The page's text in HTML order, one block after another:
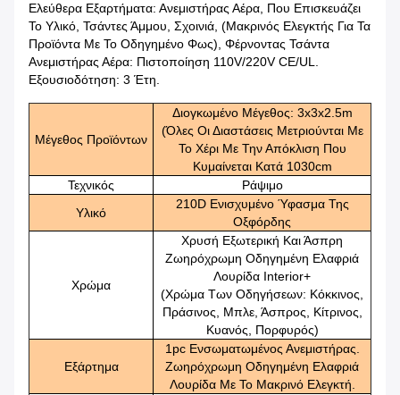
Ελεύθερα Εξαρτήματα: Ανεμιστήρας Αέρα, Που Επισκευάζει
Το Υλικό, Τσάντες Άμμου, Σχοινιά, (μακρινός Ελεγκτής Για Τα
Προϊόντα Με Το Οδηγημένο Φως), Φέρνοντας Τσάντα
Ανεμιστήρας Αέρα: Πιστοποίηση 110V/220V CE/UL.
Εξουσιοδότηση: 3 Έτη.
Μέγεθος Προϊόντων
Διογκωμένο Μέγεθος: 3x3x2.5m
(Όλες Οι Διαστάσεις Μετριούνται Με
Το Χέρι Με Την Απόκλιση Που
Κυμαίνεται Κατά 1030cm
Τεχνικός
Ράψιμο
Υλικό
210D Ενισχυμένο Ύφασμα Της
Οξφόρδης
Χρώμα
Χρυσή Εξωτερική Και Άσπρη
Ζωηρόχρωμη Οδηγημένη Ελαφριά
Λουρίδα Interior+
(Χρώμα Των Οδηγήσεων: Κόκκινος,
Πράσινος, Μπλε, Άσπρος, Κίτρινος,
Κυανός, Πορφυρός)
Εξάρτημα
1pc Ενσωματωμένος Ανεμιστήρας.
Ζωηρόχρωμη Οδηγημένη Ελαφριά
Λουρίδα Με Το Μακρινό Ελεγκτή.